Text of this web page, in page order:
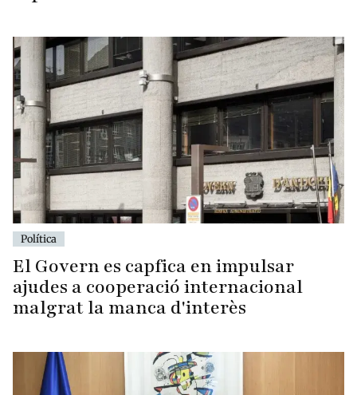
Política
El Govern es capfica en impulsar
ajudes a cooperació internacional
malgrat la manca d'interès